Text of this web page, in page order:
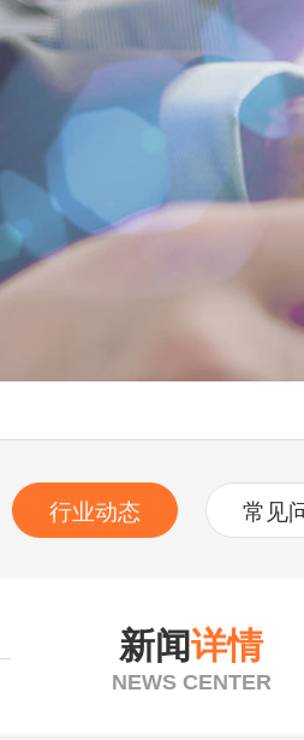
行业动态 常见
新闻详情
NEWS CENTER